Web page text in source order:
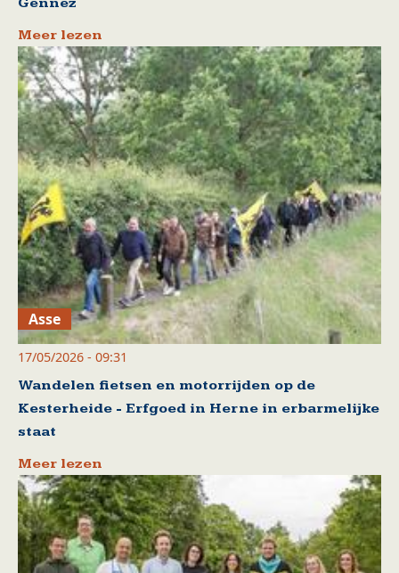
Meer lezen
Asse
17/05/2026 - 09:31
Wandelen fietsen en motorrijden op de
Kesterheide - Erfgoed in Herne in erbarmelijke
staat
Meer lezen